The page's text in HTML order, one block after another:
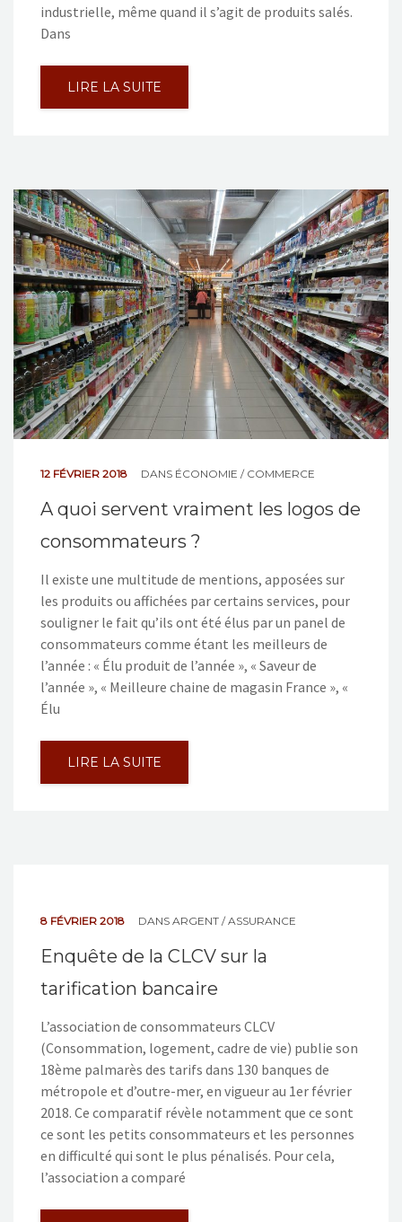
industrielle, même quand il s’agit de produits salés.
Dans
LIRE LA SUITE
12 FÉVRIER 2018 DANS ÉCONOMIE / COMMERCE
A quoi servent vraiment les logos de
consommateurs ?
Il existe une multitude de mentions, apposées sur
les produits ou affichées par certains services, pour
souligner le fait qu’ils ont été élus par un panel de
consommateurs comme étant les meilleurs de
l’année : « Élu produit de l’année », « Saveur de
l’année », « Meilleure chaine de magasin France », «
Élu
LIRE LA SUITE
8 FÉVRIER 2018 DANS ARGENT / ASSURANCE
Enquête de la CLCV sur la
tarification bancaire
L’association de consommateurs CLCV
(Consommation, logement, cadre de vie) publie son
18ème palmarès des tarifs dans 130 banques de
métropole et d’outre-mer, en vigueur au 1er février
2018. Ce comparatif révèle notamment que ce sont
ce sont les petits consommateurs et les personnes
en difficulté qui sont le plus pénalisés. Pour cela,
l’association a comparé